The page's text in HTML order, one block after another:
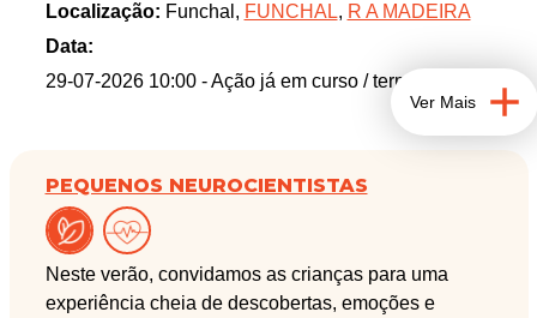
- Como funcionam as emoções e o humor.
- Estratégias simples para acalmar o corpo e a
mente.
acompanhados de um adulto.
Aconselhável trazer chapéu, protetor solar, garrafa
de água e indicação se existe alergia às gelatinas.
Localização: Funchal, FUNCHAL, R A MADEIRA
Data:
29-07-2026 10:00 - Ação já em curso / terminada
Ver Mais
PEQUENOS NEUROCIENTISTAS
Neste verão, convidamos as crianças para uma
experiência cheia de descobertas, emoções e